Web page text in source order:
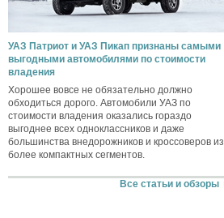
УАЗ Патриот и УАЗ Пикап признаны самыми
выгодными автомобилями по стоимости
владения
Хорошее вовсе не обязательно должно
обходиться дорого. Автомобили УАЗ по
стоимости владения оказались гораздо
выгоднее всех одноклассников и даже
большинства внедорожников и кроссоверов из
более компактных сегментов.
Все статьи и обзоры